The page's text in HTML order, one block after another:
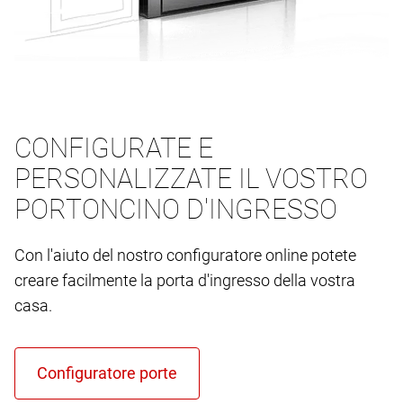
CONFIGURATE E
PERSONALIZZATE IL VOSTRO
PORTONCINO D'INGRESSO
Con l'aiuto del nostro configuratore online potete
creare facilmente la porta d'ingresso della vostra
casa.